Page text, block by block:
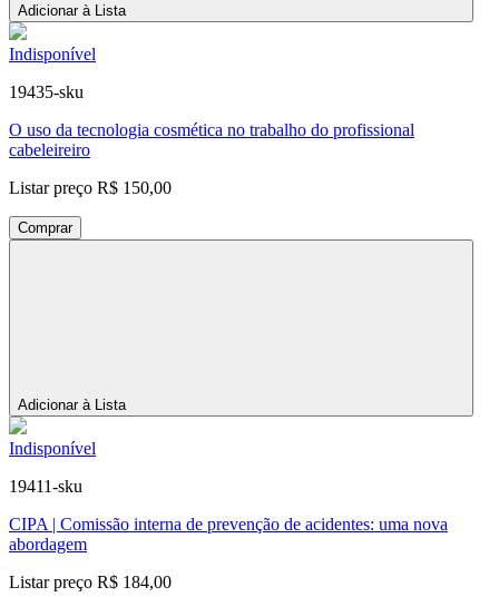
Adicionar à Lista
Indisponível
19435-sku
O uso da tecnologia cosmética no trabalho do profissional
cabeleireiro
Listar preço R$ 150,00
Comprar
Adicionar à Lista
Indisponível
19411-sku
CIPA | Comissão interna de prevenção de acidentes: uma nova
abordagem
Listar preço R$ 184,00